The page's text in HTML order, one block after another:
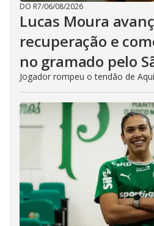
DO R7/06/08/2026
Lucas Moura
recuperação e
no gramado pelo
Jogador rompeu o tendão de